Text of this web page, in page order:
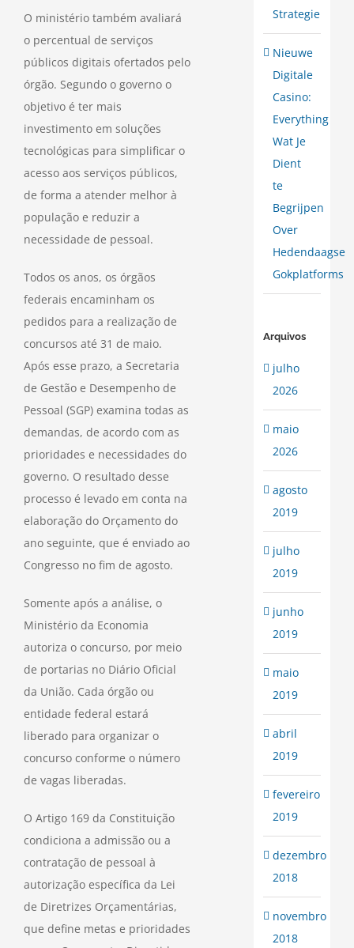
O ministério também avaliará
o percentual de serviços
públicos digitais ofertados pelo
órgão. Segundo o governo o
objetivo é ter mais
investimento em soluções
tecnológicas para simplificar o
acesso aos serviços públicos,
de forma a atender melhor à
população e reduzir a
necessidade de pessoal.
Todos os anos, os órgãos
federais encaminham os
pedidos para a realização de
concursos até 31 de maio.
Após esse prazo, a Secretaria
de Gestão e Desempenho de
Pessoal (SGP) examina todas as
demandas, de acordo com as
prioridades e necessidades do
governo. O resultado desse
processo é levado em conta na
elaboração do Orçamento do
ano seguinte, que é enviado ao
Congresso no fim de agosto.
Somente após a análise, o
Ministério da Economia
autoriza o concurso, por meio
de portarias no Diário Oficial
da União. Cada órgão ou
entidade federal estará
liberado para organizar o
concurso conforme o número
de vagas liberadas.
O Artigo 169 da Constituição
condiciona a admissão ou a
contratação de pessoal à
autorização específica da Lei
de Diretrizes Orçamentárias,
que define metas e prioridades
Strategie
Nieuwe
Digitale
Casino:
Everything
Wat Je
Dient
te
Begrijpen
Over
Hedendaagse
Gokplatforms
Arquivos
julho
2026
maio
2026
agosto
2019
julho
2019
junho
2019
maio
2019
abril
2019
fevereiro
2019
dezembro
2018
novembro
2018